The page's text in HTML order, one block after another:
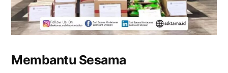
Membantu Sesama